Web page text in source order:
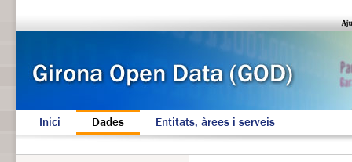
Inici Dades Entitats, àrees i serveis